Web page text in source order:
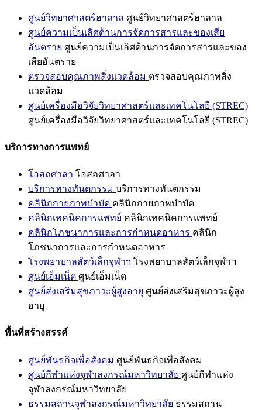
ศูนย์วิทยาศาสตร์ฮาลาล ศูนย์วิทยาศาสตร์ฮาลาล
ศูนย์ความเป็นเลิศด้านการจัดการสารและของเสีย
อันตราย ศูนย์ความเป็นเลิศด้านการจัดการสารและของ
เสียอันตราย
ตรวจสอบคุณภาพสิ่งแวดล้อม ตรวจสอบคุณภาพสิ่ง
แวดล้อม
ศูนย์เครื่องมือวิจัยวิทยาศาสตร์และเทคโนโลยี (STREC)
ศูนย์เครื่องมือวิจัยวิทยาศาสตร์และเทคโนโลยี (STREC)
บริการทางการแพทย์
โอสถศาลา โอสถศาลา
บริการทางทันตกรรม บริการทางทันตกรรม
คลินิกกายภาพบำบัด คลินิกกายภาพบำบัด
คลินิกเทคนิคการแพทย์ คลินิกเทคนิคการแพทย์
คลินิกโภชนาการและการกำหนดอาหาร คลินิก
โภชนาการและการกำหนดอาหาร
โรงพยาบาลสัตว์เล็กจุฬาฯ โรงพยาบาลสัตว์เล็กจุฬาฯ
ศูนย์เอ็มเน็ต ศูนย์เอ็มเน็ต
ศูนย์ส่งเสริมสุขภาวะผู้สูงอายุ ศูนย์ส่งเสริมสุขภาวะผู้สูง
อายุ
พื้นที่สร้างสรรค์
ศูนย์พันธกิจเพื่อสังคม ศูนย์พันธกิจเพื่อสังคม
ศูนย์กีฬาแห่งจุฬาลงกรณ์มหาวิทยาลัย ศูนย์กีฬาแห่ง
จุฬาลงกรณ์มหาวิทยาลัย
ธรรมสถานจุฬาลงกรณ์มหาวิทยาลัย ธรรมสถาน